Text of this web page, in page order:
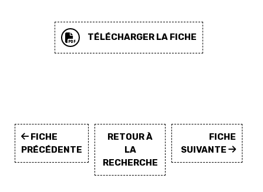
TÉLÉCHARGER LA FICHE
FICHE
PRÉCÉDENTE
RETOUR À
LA
RECHERCHE
FICHE
SUIVANTE